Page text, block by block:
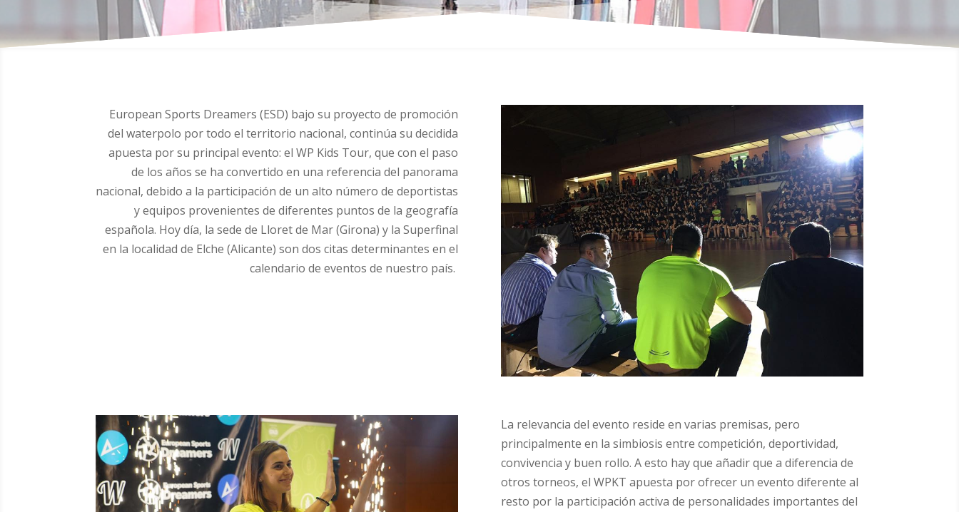
European Sports Dreamers (ESD) bajo su proyecto de promoción
del waterpolo por todo el territorio nacional, continúa su decidida
apuesta por su principal evento: elWP Kids Tour, que con el paso
de los años se ha convertido en una referencia del panorama
nacional, debido a la participación de un alto número de deportistas
y equipos provenientes de diferentes puntos de la geografía
española. Hoy día, la sede de Lloret de Mar (Girona) y la Superfinal
en la localidad de Elche (Alicante) son dos citas determinantes en el
calendario de eventos de nuestro país.
La relevancia del evento reside en varias premisas, pero
principalmente en la simbiosis entre competición, deportividad,
convivencia y buen rollo. A esto hay que añadir que a diferencia de
otros torneos, el WPKT apuesta por ofrecer un evento diferente al
resto por la participación activa de personalidades importantes del